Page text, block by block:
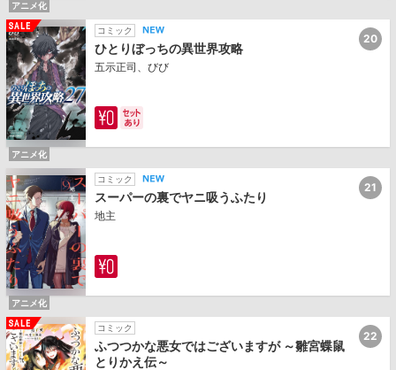
アニメ化
コミック
ひとりぼっちの異世界攻略
五示正司、びび
20
アニメ化
コミック
スーパーの裏でヤニ吸うふたり
地主
21
アニメ化
コミック
ふつつかな悪女ではございますが ～雛宮蝶鼠
とりかえ伝～
22